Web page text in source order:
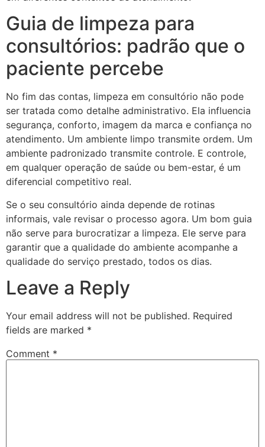
Guia de limpeza para
consultórios: padrão que o
paciente percebe
No fim das contas, limpeza em consultório não pode
ser tratada como detalhe administrativo. Ela influencia
segurança, conforto, imagem da marca e confiança no
atendimento. Um ambiente limpo transmite ordem. Um
ambiente padronizado transmite controle. E controle,
em qualquer operação de saúde ou bem-estar, é um
diferencial competitivo real.
Se o seu consultório ainda depende de rotinas
informais, vale revisar o processo agora. Um bom guia
não serve para burocratizar a limpeza. Ele serve para
garantir que a qualidade do ambiente acompanhe a
qualidade do serviço prestado, todos os dias.
Leave a Reply
Your email address will not be published. Required
fields are marked *
Comment *